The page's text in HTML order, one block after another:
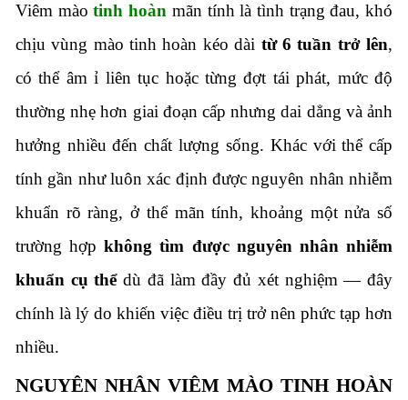
Viêm màotinh hoàn mãn tính là tình trạng đau, khó
chịu vùng mào tinh hoàn kéo dài từ 6 tuần trở lên,
có thể âm ỉ liên tục hoặc từng đợt tái phát, mức độ
thường nhẹ hơn giai đoạn cấp nhưng dai dẳng và ảnh
hưởng nhiều đến chất lượng sống. Khác với thể cấp
tính gần như luôn xác định được nguyên nhân nhiễm
khuẩn rõ ràng, ở thể mãn tính, khoảng một nửa số
trường hợpkhông tìm được nguyên nhân nhiễm
khuẩn cụ thểdù đã làm đầy đủ xét nghiệm — đây
chính là lý do khiến việc điều trị trở nên phức tạp hơn
nhiều.
NGUYÊN NHÂN VIÊM MÀO TINH HOÀN